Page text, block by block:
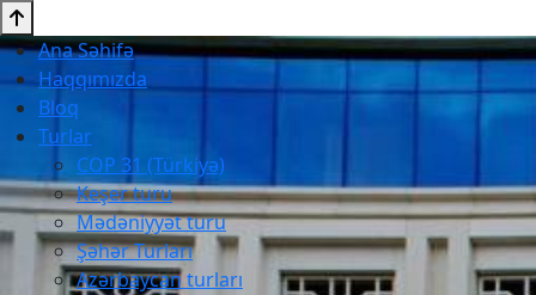
Ana Səhifə
Haqqımızda
Bloq
Turlar
COP 31 (Türkiyə)
Keşer turu
Mədəniyyət turu
Şəhər Turları
Azərbaycan turları